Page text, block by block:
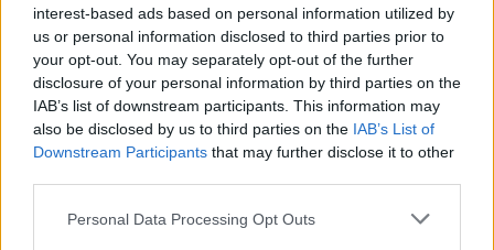
interest-based ads based on personal information utilized by
us or personal information disclosed to third parties prior to
your opt-out. You may separately opt-out of the further
disclosure of your personal information by third parties on the
IAB’s list of downstream participants. This information may
also be disclosed by us to third parties on the IAB’s List of
Downstream Participants that may further disclose it to other
Please note that this website/app uses one or more Google
Personal Data Processing Opt Outs